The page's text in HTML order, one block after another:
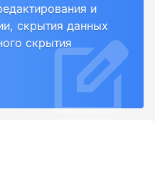
и
скрытия данных
скрытия